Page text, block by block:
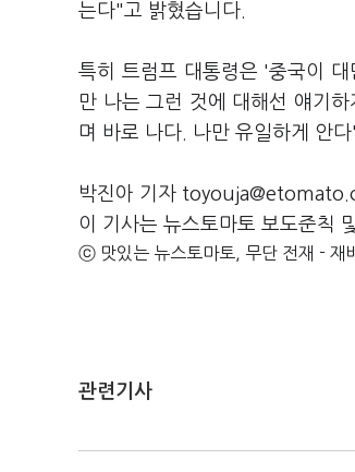
는다"고 밝혔습니다.
특히 트럼프 대통령은 '중국이
만 나는 그런 것에 대해선 얘기
며 바로 나다. 나만 유일하게 안
박진아 기자
이 기사는 뉴스토마토 보도준칙
ⓒ 맛있는 뉴스토마토, 무단 전재 - 재
관련기사